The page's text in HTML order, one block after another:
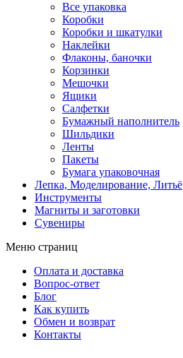
Все упаковка
Коробки
Коробки и шкатулки
Наклейки
Флаконы, баночки
Корзинки
Мешочки
Ящики
Салфетки
Бумажный наполнитель
Шильдики
Ленты
Пакеты
Бумага упаковочная
Лепка, Моделирование, Литьё
Инструменты
Магниты и заготовки
Сувениры
Меню страниц
Оплата и доставка
Вопрос-ответ
Блог
Как купить
Обмен и возврат
Контакты